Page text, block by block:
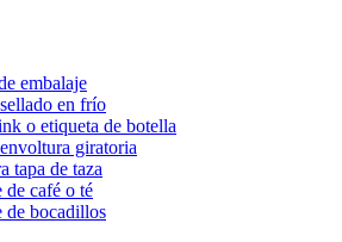
embalaje
en frío
o etiqueta de botella
giratoria
tapa de taza
de café o té
de bocadillos